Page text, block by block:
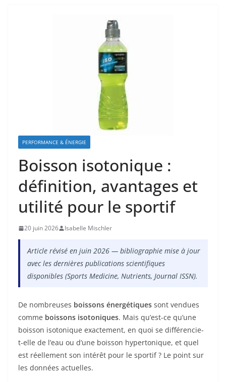
PERFORMANCE & ÉNERGIE
Boisson isotonique :
définition, avantages et
utilité pour le sportif
20 juin 2026 Isabelle Mischler
Article révisé en juin 2026 — bibliographie mise à jour
avec les dernières publications scientifiques
disponibles (Sports Medicine, Nutrients, Journal ISSN).
De nombreuses boissons énergétiques sont vendues
comme boissons isotoniques. Mais qu’est-ce qu’une
boisson isotonique exactement, en quoi se différencie-
t-elle de l’eau ou d’une boisson hypertonique, et quel
est réellement son intérêt pour le sportif ? Le point sur
les données actuelles.